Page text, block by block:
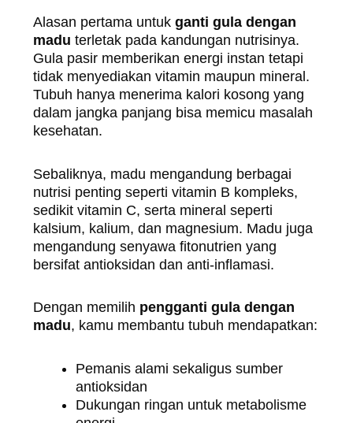
Alasan pertama untukganti gula dengan
madu terletak pada kandungan nutrisinya.
Gula pasir memberikan energi instan tetapi
tidak menyediakan vitamin maupun mineral.
Tubuh hanya menerima kalori kosong yang
dalam jangka panjang bisa memicu masalah
kesehatan.
Sebaliknya, madu mengandung berbagai
nutrisi penting seperti vitamin B kompleks,
sedikit vitamin C, serta mineral seperti
kalsium, kalium, dan magnesium. Madu juga
mengandung senyawa fitonutrien yang
bersifat antioksidan dan anti-inflamasi.
Dengan memilih pengganti gula dengan
madu, kamu membantu tubuh mendapatkan:
Pemanis alami sekaligus sumber
antioksidan
Dukungan ringan untuk metabolisme